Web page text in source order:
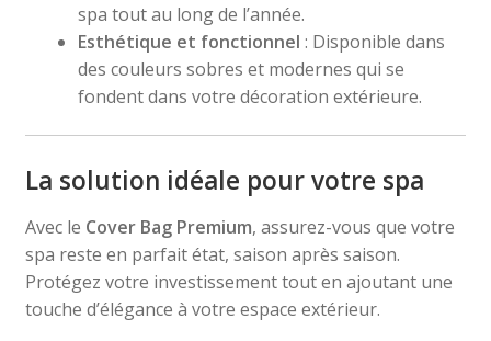
spa tout au long de l’année.
Esthétique et fonctionnel : Disponible dans
des couleurs sobres et modernes qui se
fondent dans votre décoration extérieure.
La solution idéale pour votre spa
Avec le Cover Bag Premium, assurez-vous que votre
spa reste en parfait état, saison après saison.
Protégez votre investissement tout en ajoutant une
touche d’élégance à votre espace extérieur.